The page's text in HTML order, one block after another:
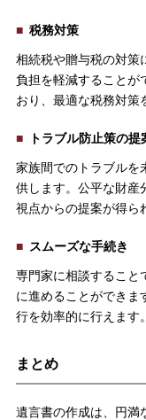
税務対策
相続税や贈与税の対策
負担を軽減することが
おり、最適な税務対策
トラブル防止策の提
家族間でのトラブルを
供します。公平な財産
視点からの提案が得ら
スムーズな手続き
専門家に相談すること
に進めることができま
行を効率的に行えます。
まとめ
遺言書の作成は、円満